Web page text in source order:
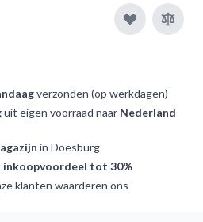
verzonden (op werkdagen)
uit eigen voorraad naar Nederland
in Doesburg
inkoopvoordeel tot 30%
klanten waarderen ons